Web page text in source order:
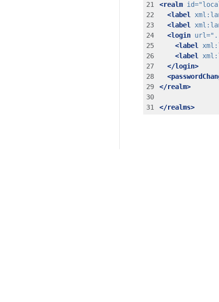
23
24
25
26
27
28
29
30
<realm id=
<label
<label
<login url=
<label
<label
</login>
</realm>
</realms>